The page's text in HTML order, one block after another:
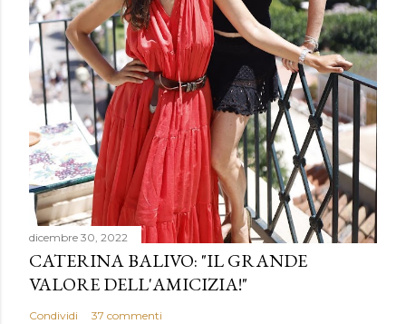
dicembre 30, 2022
CATERINA BALIVO: "IL GRANDE
VALORE DELL'AMICIZIA!"
Condividi 37 commenti